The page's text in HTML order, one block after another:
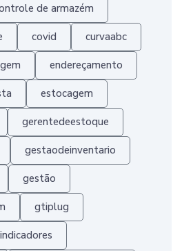
de armazém
covid curvaabc
endereçamento
estocagem
gerentedeestoque
gestaodeinventario
gestão
gtiplug
indicadores